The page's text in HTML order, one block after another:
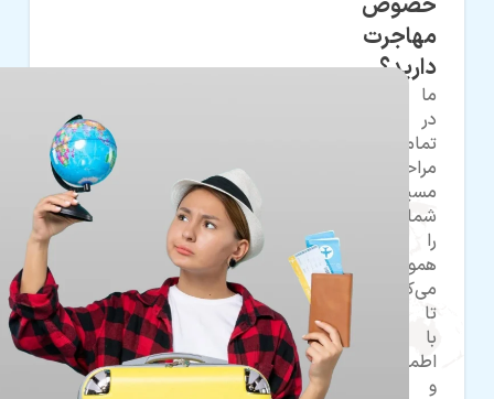
مهاجرت
دارید؟
تمام
مراحل،
مسیر
شما
هموار
می‌کنیم
اطمینان